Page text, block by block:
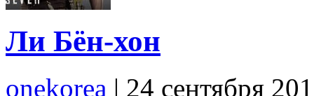
Ли Бён-хон
onekorea | 24 сентября